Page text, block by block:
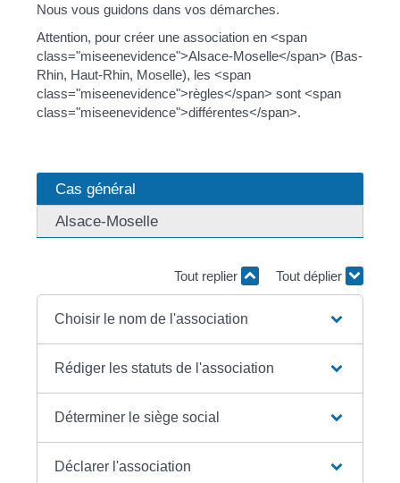
Nous vous guidons dans vos démarches.
Attention, pour créer une association en <span
class="miseenevidence">Alsace-Moselle</span> (Bas-
Rhin, Haut-Rhin, Moselle), les <span
class="miseenevidence">règles</span> sont <span
class="miseenevidence">différentes</span>.
Cas général
Alsace-Moselle
Tout replier Tout déplier
Choisir le nom de l'association
Rédiger les statuts de l'association
Déterminer le siège social
Déclarer l'association